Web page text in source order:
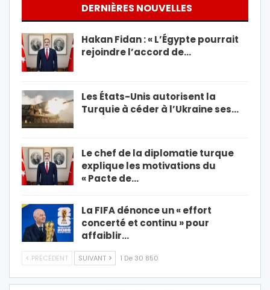
DERNIÈRES NOUVELLES
Hakan Fidan : « L’Égypte pourrait
rejoindre l’accord de…
Les États-Unis autorisent la
Turquie à céder à l’Ukraine ses…
Le chef de la diplomatie turque
explique les motivations du
« Pacte de…
La FIFA dénonce un « effort
concerté et continu » pour
affaiblir…
PRÉCÉDENT SUIVANT 1 De 30 850